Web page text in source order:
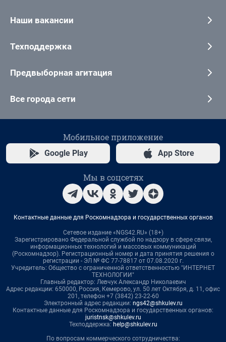
Наши вакансии
Техподдержка
Предвыборная агитация
Все города сети
Мобильное приложение
Google Play App Store
Мы в соцсетях
Контактные данные для Роскомнадзора и государственных органов
Сетевое издание «NGS42.RU» (18+)
Зарегистрировано Федеральной службой по надзору в сфере связи,
информационных технологий и массовых коммуникаций
(Роскомнадзор). Регистрационный номер и дата принятия решения о
регистрации - ЭЛ № ФС 77-78817 от 07.08.2020 г.
Учредитель: Общество с ограниченной ответственностью "ИНТЕРНЕТ
ТЕХНОЛОГИИ"
Главный редактор: Левчук Александр Николаевич
Адрес редакции: 650000, Россия, Кемерово, ул. 50 лет Октября, д. 11, офис
201, телефон +7 (3842) 23-22-60
Электронный адрес редакции: ngs42@shkulev.ru
Контактные данные для Роскомнадзора и государственных органов:
juristnsk@shkulev.ru
Техподдержка: help@shkulev.ru
По вопросам коммерческого сотрудничества: